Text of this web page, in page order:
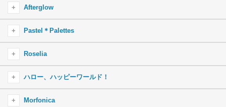
Yes！BanG_Dream！
ぽっぴん’しゃっふる
STAR BEAT！〜ホシノコドウ〜
夏空SUN！SUN！SEVEN！
走り始めたばかりのキミに
ティアドロップス
ときめきエクスペリエンス！
Afterglow
That Is How I Roll
True color
Scarlet Sky
Hey-day狂騒曲(カプリチオ)
Jamboree!Journey!
Pastel＊Palettes
しゅわりん☆どり〜みん
ドリームパレード
パスパレボリューションず☆
はなまる◎アンダンテ
Roselia
BLACK SHOUT
Re:birth day
LOUDER
ハロー、ハッピーワールド！
えがおのオーケストラっ！
Morfonica